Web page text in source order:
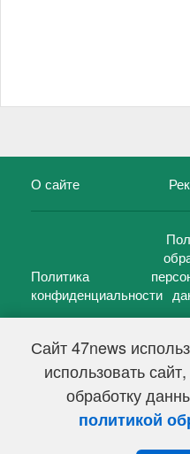
Сайт 47news
использовать
обработку
политикой
О сайте
Политика
конфиденциальности
47 новостей (47 news)2005
Свидетельство о
Федеральной службой по
информационных технологий